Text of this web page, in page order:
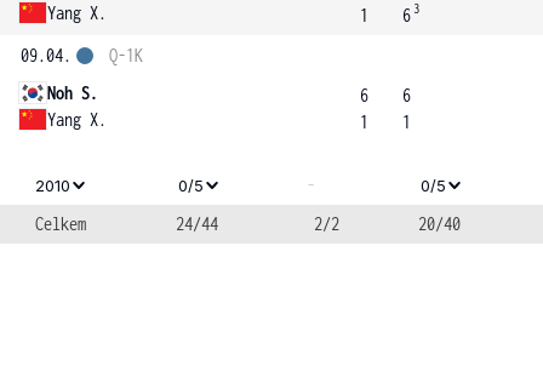
Yang X.
1
6 3
09.04.
Noh S.
Yang X.
Q-1K
6
1
6
1
2010 0/5 - 0/5
Celkem 24/44 2/2 20/40